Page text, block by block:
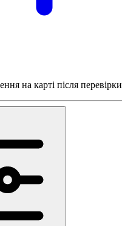
на карті після перевірки